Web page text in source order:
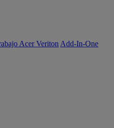
Acer Veriton Add-In-One